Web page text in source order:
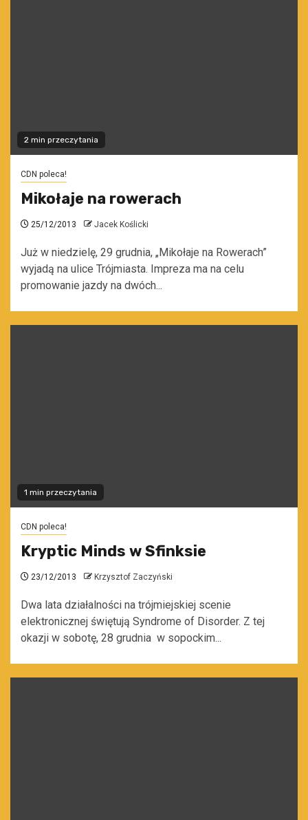
2 min przeczytania
CDN poleca!
Mikołaje na rowerach
25/12/2013 Jacek Koślicki
Już w niedzielę, 29 grudnia, „Mikołaje na Rowerach”
wyjadą na ulice Trójmiasta. Impreza ma na celu
promowanie jazdy na dwóch...
1 min przeczytania
CDN poleca!
Kryptic Minds w Sfinksie
23/12/2013 Krzysztof Zaczyński
Dwa lata działalności na trójmiejskiej scenie
elektronicznej świętują Syndrome of Disorder. Z tej
okazji w sobotę, 28 grudnia w sopockim...